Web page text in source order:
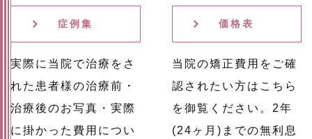
症例集
実際に当院で治療をさ
れた患者様の治療前・
治療後のお写真・実際
に掛かった費用につい
価格表
当院の矯正費用をご確
認されたい方はこちら
を御覧ください。2年
(24ヶ月)までの無利息